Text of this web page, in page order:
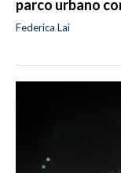
parco urbano
Federica Lai